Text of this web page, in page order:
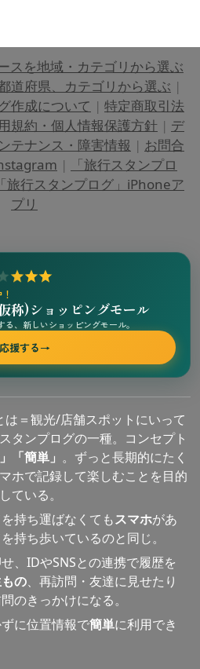
スを地域・カテゴリから選ぶ
道府県、カテゴリから選ぶ |
作成について | 特定商取引法
規約・個人情報保護方針 | デ
テナンス・障害情報 | お問合
|
「旅行スタンプロ
「旅行スタンプログ」iPhoneア
プリ
称)ショッピングモール
、新しいショッピングモール。
応援する→
＝観光/店舗スポットにいって
タンプログの一種。コンセプト
「簡単」 。ずっと長期的にたく
ホで記録して楽しむことを目的
ている。
持ち運ばなくてもスマホがあ
持ち歩いているのと同じ。
、IDやSNSとの連携で履歴を
の、再訪問・友達に見せたり
のきっかけになる。
に位置情報で簡単に利用でき